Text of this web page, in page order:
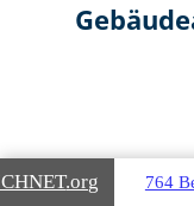
.org 764